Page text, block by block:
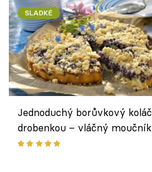
SLADKÉ
Jednoduchý borůvkový
drobenkou – vláčný
ovoce